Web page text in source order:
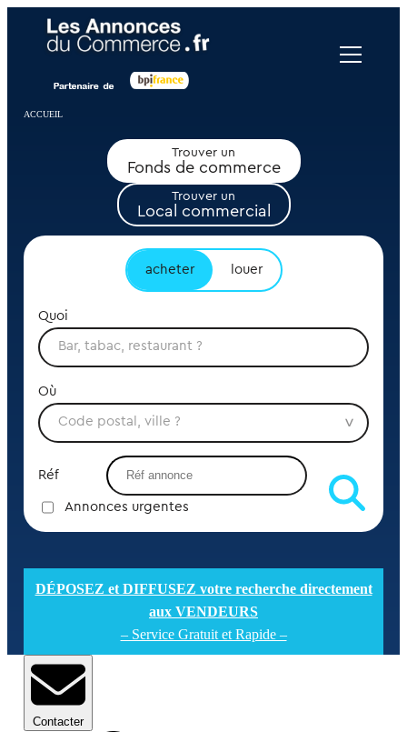
ACCUEIL
Trouver un
Fonds de commerce
Trouver un
Local commercial
acheter louer
Quoi
Où
Réf
Annonces urgentes
DÉPOSEZ et DIFFUSEZ votre recherche directement
aux VENDEURS
– Service Gratuit et Rapide –
Contacter
Panneau de gestion des cookies